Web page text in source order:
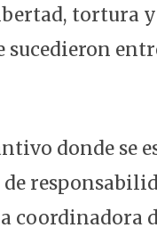
tortura y
sucedieron
donde se